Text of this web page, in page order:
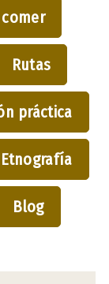
Rutas
práctica
Etnografía
Blog